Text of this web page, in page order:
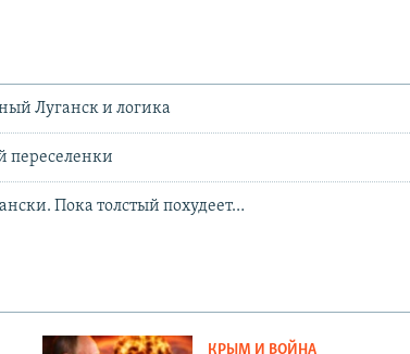
Луганск и логика
переселенки
Пока толстый похудеет…
КРЫМ И ВОЙНА